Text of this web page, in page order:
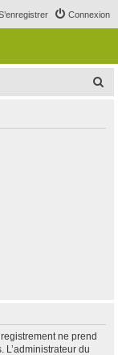
Connexion
ne prend
du